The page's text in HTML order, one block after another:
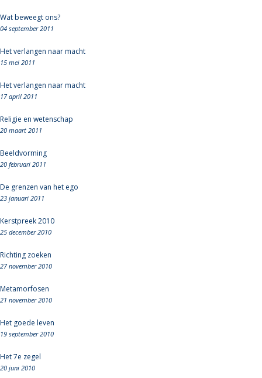
Wat beweegt ons?
04 september 2011
Het verlangen naar macht
15 mei 2011
Het verlangen naar macht
17 april 2011
Religie en wetenschap
20 maart 2011
Beeldvorming
20 februari 2011
De grenzen van het ego
23 januari 2011
Kerstpreek 2010
25 december 2010
Richting zoeken
27 november 2010
Metamorfosen
21 november 2010
Het goede leven
19 september 2010
Het 7e zegel
20 juni 2010